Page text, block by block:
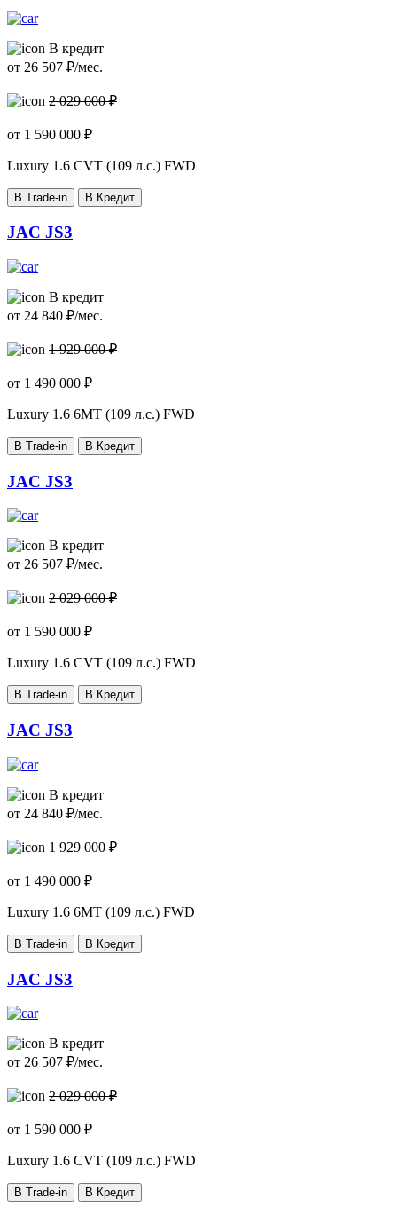
В кредит
от 26 507 ₽/мес.
2 029 000 ₽
от 1 590 000 ₽
Luxury 1.6 CVT (109 л.с.) FWD
В Trade-in В Кредит
JAC JS3
В кредит
от 24 840 ₽/мес.
1 929 000 ₽
от 1 490 000 ₽
Luxury 1.6 6MT (109 л.с.) FWD
В Trade-in В Кредит
JAC JS3
В кредит
от 26 507 ₽/мес.
2 029 000 ₽
от 1 590 000 ₽
Luxury 1.6 CVT (109 л.с.) FWD
В Trade-in В Кредит
JAC JS3
В кредит
от 24 840 ₽/мес.
1 929 000 ₽
от 1 490 000 ₽
Luxury 1.6 6MT (109 л.с.) FWD
В Trade-in В Кредит
JAC JS3
В кредит
от 26 507 ₽/мес.
2 029 000 ₽
от 1 590 000 ₽
Luxury 1.6 CVT (109 л.с.) FWD
В Trade-in В Кредит